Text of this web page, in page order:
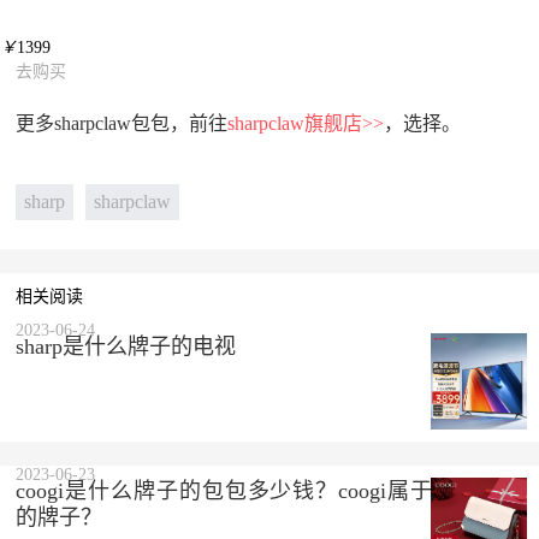
￥1399
去购买
更多sharpclaw包包，前往sharpclaw旗舰店>>，选择。
sharp sharpclaw
相关阅读
sharp是什么牌子的电视
2023-06-24
coogi是什么牌子的包包多少钱？coogi属于什么档次
的牌子？
2023-06-23